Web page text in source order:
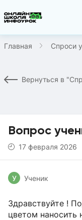
Главная Спроси
Вернуться в
Вопрос
17 февраля 2026
У Ученик
Здравствуйте !
цветом наносить